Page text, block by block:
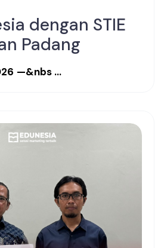
dengan STIE
Padang
—&nbs ...